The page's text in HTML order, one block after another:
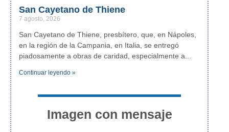
San Cayetano de Thiene
7 agosto, 2026
San Cayetano de Thiene, presbítero, que, en Nápoles,
en la región de la Campania, en Italia, se entregó
piadosamente a obras de caridad, especialmente a
Continuar leyendo »
Imagen con mensaje